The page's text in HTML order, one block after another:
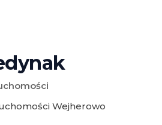
Wejherowo